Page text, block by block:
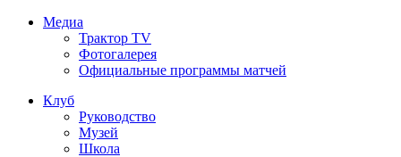
Медиа
Трактор TV
Фотогалерея
Официальные программы матчей
Клуб
Руководство
Музей
Школа